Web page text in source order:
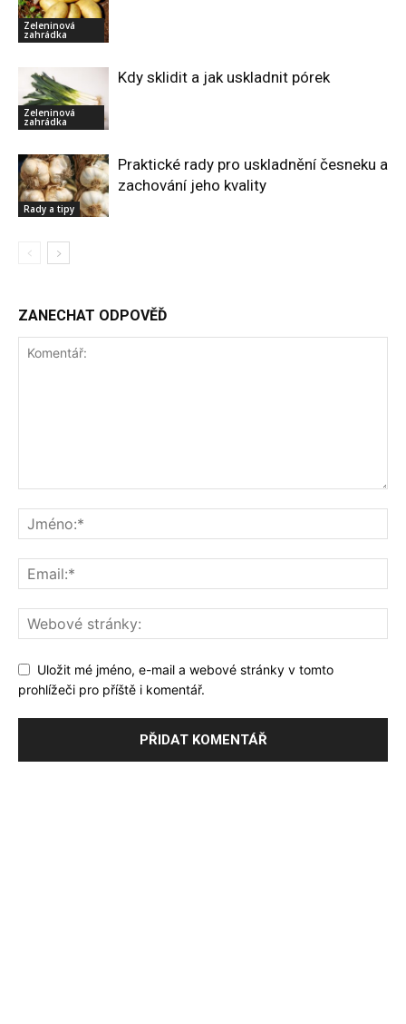
Zeleninová
zahrádka
Zeleninová
zahrádka
Kdy sklidit a jak uskladnit pórek
Rady a tipy
Praktické rady pro uskladnění česneku a
zachování jeho kvality
ZANECHAT ODPOVĚĎ
Uložit mé jméno, e-mail a webové stránky v tomto
prohlížeči pro příště i komentář.